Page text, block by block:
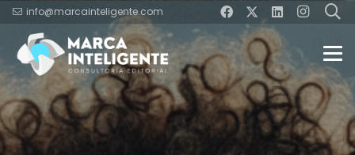
info@marcainteligente.com